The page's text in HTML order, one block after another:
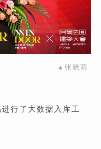
▲张晓萌
行了大数据入库工